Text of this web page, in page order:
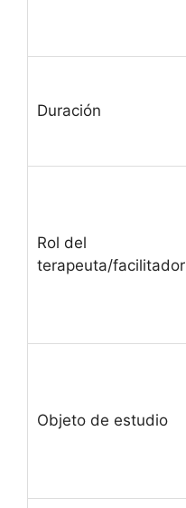
Duración
Rol del
terapeuta/facilitador
Objeto de estudio